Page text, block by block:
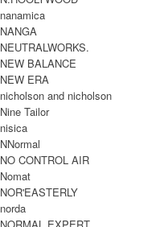
Lycoris スリッポンシューズ
31,900円(税込)
全 [3] 商品中 [1-3] 商品を表示してい
nanamica
NANGA
NEUTRALWORKS.
NEW BALANCE
NEW ERA
nicholson and nicholson
Nine Tailor
nisica
NNormal
NO CONTROL AIR
Nomat
NOR'EASTERLY
norda